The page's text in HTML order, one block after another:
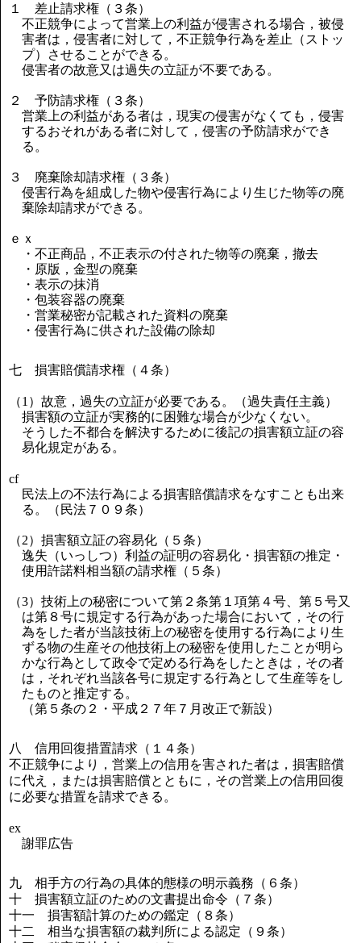
１ 差止請求権（３条）
不正競争によって営業上の利益が侵害される場合，被侵
害者は，侵害者に対して，不正競争行為を差止（ストッ
プ）させることができる。
侵害者の故意又は過失の立証が不要である。
２ 予防請求権（３条）
営業上の利益がある者は，現実の侵害がなくても，侵害
するおそれがある者に対して，侵害の予防請求ができ
る。
３ 廃棄除却請求権（３条）
侵害行為を組成した物や侵害行為により生じた物等の廃
棄除却請求ができる。
ｅｘ
・不正商品，不正表示の付された物等の廃棄，撤去
・原版，金型の廃棄
・表示の抹消
・包装容器の廃棄
・営業秘密が記載された資料の廃棄
・侵害行為に供された設備の除却
七 損害賠償請求権（４条）
（1）故意，過失の立証が必要である。（過失責任主義）
損害額の立証が実務的に困難な場合が少なくない。
そうした不都合を解決するために後記の損害額立証の容
易化規定がある。
cf
民法上の不法行為による損害賠償請求をなすことも出来
る。（民法７０９条）
（2）損害額立証の容易化（５条）
逸失（いっしつ）利益の証明の容易化・損害額の推定・
使用許諾料相当額の請求権（５条）
（3）技術上の秘密について第２条第１項第４号、第５号又
は第８号に規定する行為があった場合において，その行
為をした者が当該技術上の秘密を使用する行為により生
ずる物の生産その他技術上の秘密を使用したことが明ら
かな行為として政令で定める行為をしたときは，その者
は，それぞれ当該各号に規定する行為として生産等をし
たものと推定する。
（第５条の２・平成２７年７月改正で新設）
八 信用回復措置請求（１４条）
不正競争により，営業上の信用を害された者は，損害賠償
に代え，または損害賠償とともに，その営業上の信用回復
に必要な措置を請求できる。
ex
謝罪広告
九 相手方の行為の具体的態様の明示義務（６条）
十 損害額立証のための文書提出命令（７条）
十一 損害額計算のための鑑定（８条）
十二 相当な損害額の裁判所による認定（９条）